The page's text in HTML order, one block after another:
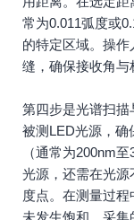
常为0.011弧度或
的特定区域。操
缝，确保接收角与
第四步是光谱扫
被测LED光源，确
（通常为200nm
光源，还需在光
度点。在测量过
未发生饱和。采